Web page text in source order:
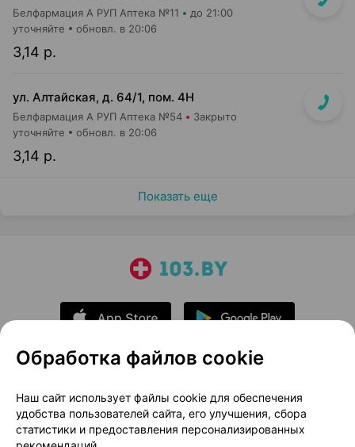
Белфармация А РУП Аптека №11 до 21:00
3,14 р.
уточняйте обновл. в 20:06
ул. Алтайская, д. 64/1, пом. 4Н
Белфармация А РУП Аптека №54 Закрыто
3,14 р.
уточняйте обновл. в 20:06
Показать еще
О проекте
Новости проекта
Размещение рекламы
Медицинский маркетинг
Публичный договор
Доставка
Обработка файлов cookie
Наш сайт использует файлы cookie для обеспечения
удобства пользователей сайта, его улучшения, сбора
статистики и предоставления персонализированных